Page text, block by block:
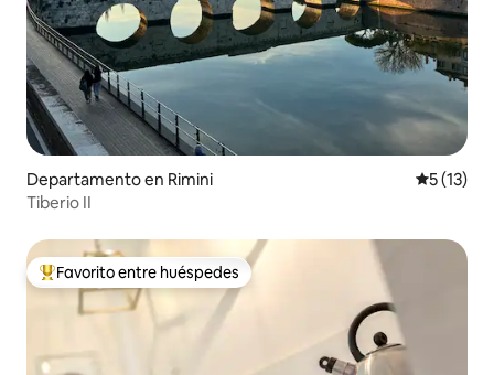
Departamento en Rimini
5 (13)
Tiberio II
De los mejores en Favorito entre huéspedes
Favorito entre huéspedes